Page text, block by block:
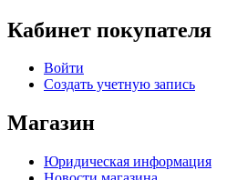
Кабинет покупателя
Войти
Создать учетную запись
Магазин
Юридическая информация